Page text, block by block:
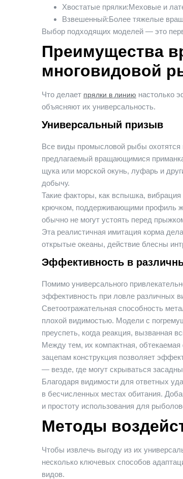
Хвостатые прялки:Меховые и
Взвешенный:Более тяжелые
Выбор подходящих моделей — это
Преимущества
многовидовой
Что делает прялки в линию настолько
объясняют их универсальность.
Универсальный призыв
Все виды промысловой рыбы охотятся
предлагаемый вращающимися
щука или морской окунь, луфарь и
добычу.
Такие факторы, как вспышка,
крючком, поддерживающими профиль
обычно не могут устоять перед
Эта реалистичная имитация корма
открытые океаны, действие блесны
Эффективность в
Помимо универсального
эффективность при ловле различных
Светоотражательная способность
плохой видимостью. Модели с
преуспеть, когда реакция, вызванная
Между тем, их компактная,
зацепам конструкция позволяет
— везде, где могут скрываться
Благодаря видимости для ответных
в бесчисленных местах обитания.
и простоту использования для
Методы
Чтобы извлечь выгоду из их
несколько ключевых способов
видов.